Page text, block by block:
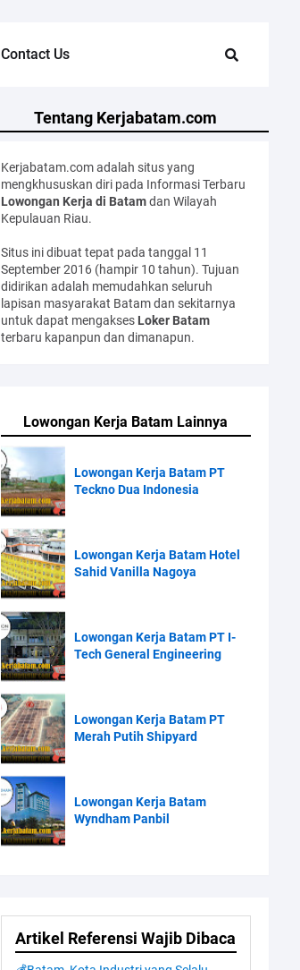
Contact Us
Tentang Kerjabatam.com
Kerjabatam.com adalah situs yang
mengkhususkan diri pada Informasi Terbaru
Lowongan Kerja di Batamdan Wilayah
Kepulauan Riau.
Situs ini dibuat tepat pada tanggal 11
September 2016 (hampir 10 tahun). Tujuan
didirikan adalah memudahkan seluruh
lapisan masyarakat Batam dan sekitarnya
untuk dapat mengakses Loker Batam
terbaru kapanpun dan dimanapun.
Lowongan Kerja Batam Lainnya
Lowongan Kerja Batam PT
Teckno Dua Indonesia
Lowongan Kerja Batam Hotel
Sahid Vanilla Nagoya
Lowongan Kerja Batam PT I-
Tech General Engineering
Lowongan Kerja Batam PT
Merah Putih Shipyard
Lowongan Kerja Batam
Wyndham Panbil
Artikel Referensi Wajib Dibaca